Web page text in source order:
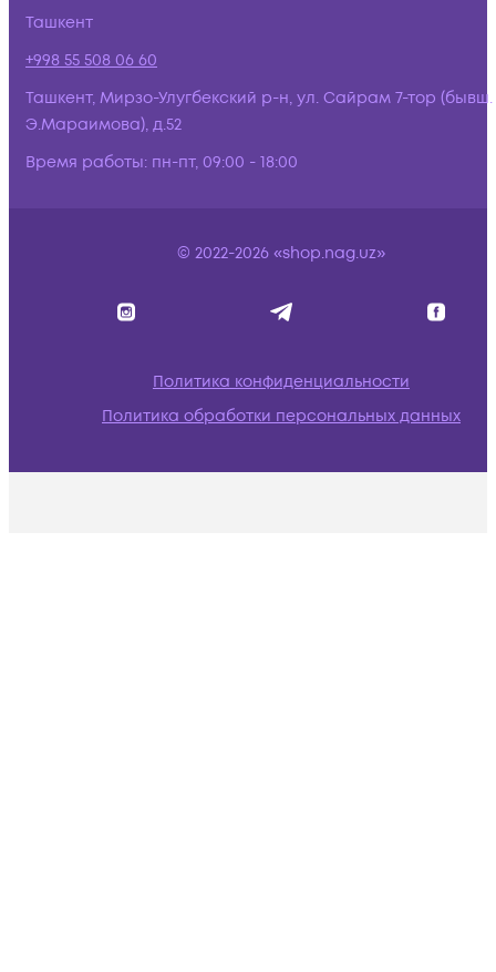
Ташкент
+998 55 508 06 60
Ташкент, Мирзо-Улугбекский р-н, ул. Сайрам 7-тор (бывш.
Э.Мараимова), д.52
Время работы: пн-пт, 09:00 - 18:00
© 2022-2026 «shop.nag.uz»
Политика конфиденциальности
Политика обработки персональных данных